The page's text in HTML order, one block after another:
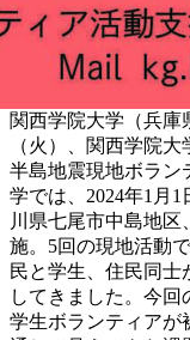
関西学院大学（兵庫
（火）、関西学院
半島地震現地ボラン
学では、2024年1月
川県七尾市中島地
施。5回の現地活動
民と学生、住民同士
してきました。今回
学生ボランティアが